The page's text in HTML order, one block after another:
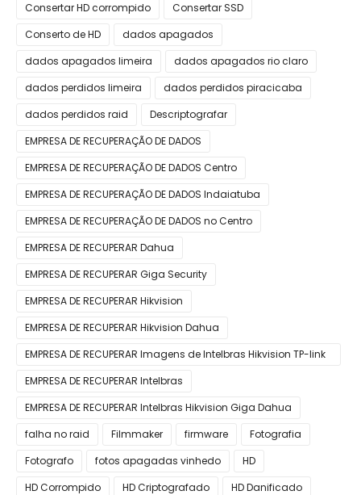
Consertar HD corrompido
Consertar SSD
Conserto de HD
dados apagados
dados apagados limeira
dados apagados rio claro
dados perdidos limeira
dados perdidos piracicaba
dados perdidos raid
Descriptografar
EMPRESA DE RECUPERAÇÃO DE DADOS
EMPRESA DE RECUPERAÇÃO DE DADOS Centro
EMPRESA DE RECUPERAÇÃO DE DADOS Indaiatuba
EMPRESA DE RECUPERAÇÃO DE DADOS no Centro
EMPRESA DE RECUPERAR Dahua
EMPRESA DE RECUPERAR Giga Security
EMPRESA DE RECUPERAR Hikvision
EMPRESA DE RECUPERAR Hikvision Dahua
EMPRESA DE RECUPERAR Imagens de Intelbras Hikvision TP-link
Giga Dahua
EMPRESA DE RECUPERAR Intelbras
EMPRESA DE RECUPERAR Intelbras Hikvision Giga Dahua
falha no raid
Filmmaker firmware
Fotografia
Fotografo
fotos apagadas vinhedo
HD
HD Corrompido
HD Criptografado
HD Danificado